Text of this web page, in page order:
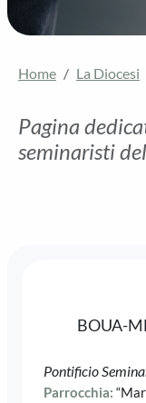
Home La Diocesi
Pagina
seminaristi
BOUA-
Pontificio
Parrocchia: